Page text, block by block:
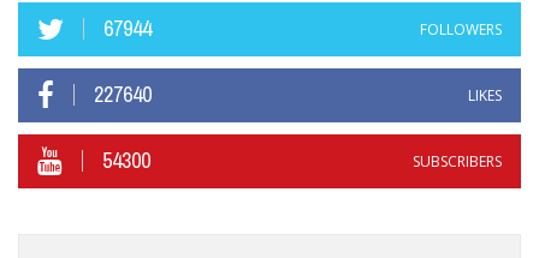
67944 FOLLOWERS
227640 LIKES
54300 SUBSCRIBERS